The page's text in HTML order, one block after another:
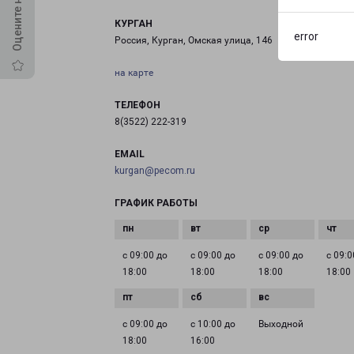
error
КУРГАН
Россия, Курган, Омская улица, 146
на карте
ТЕЛЕФОН
8(3522) 222-319
EMAIL
kurgan@pecom.ru
ГРАФИК РАБОТЫ
с 09:00 до
18:00
с 09:00 до
18:00
с 09:00 до
18:00
с
18:00
с 09:00 до
18:00
с 10:00 до
16:00
Выходной